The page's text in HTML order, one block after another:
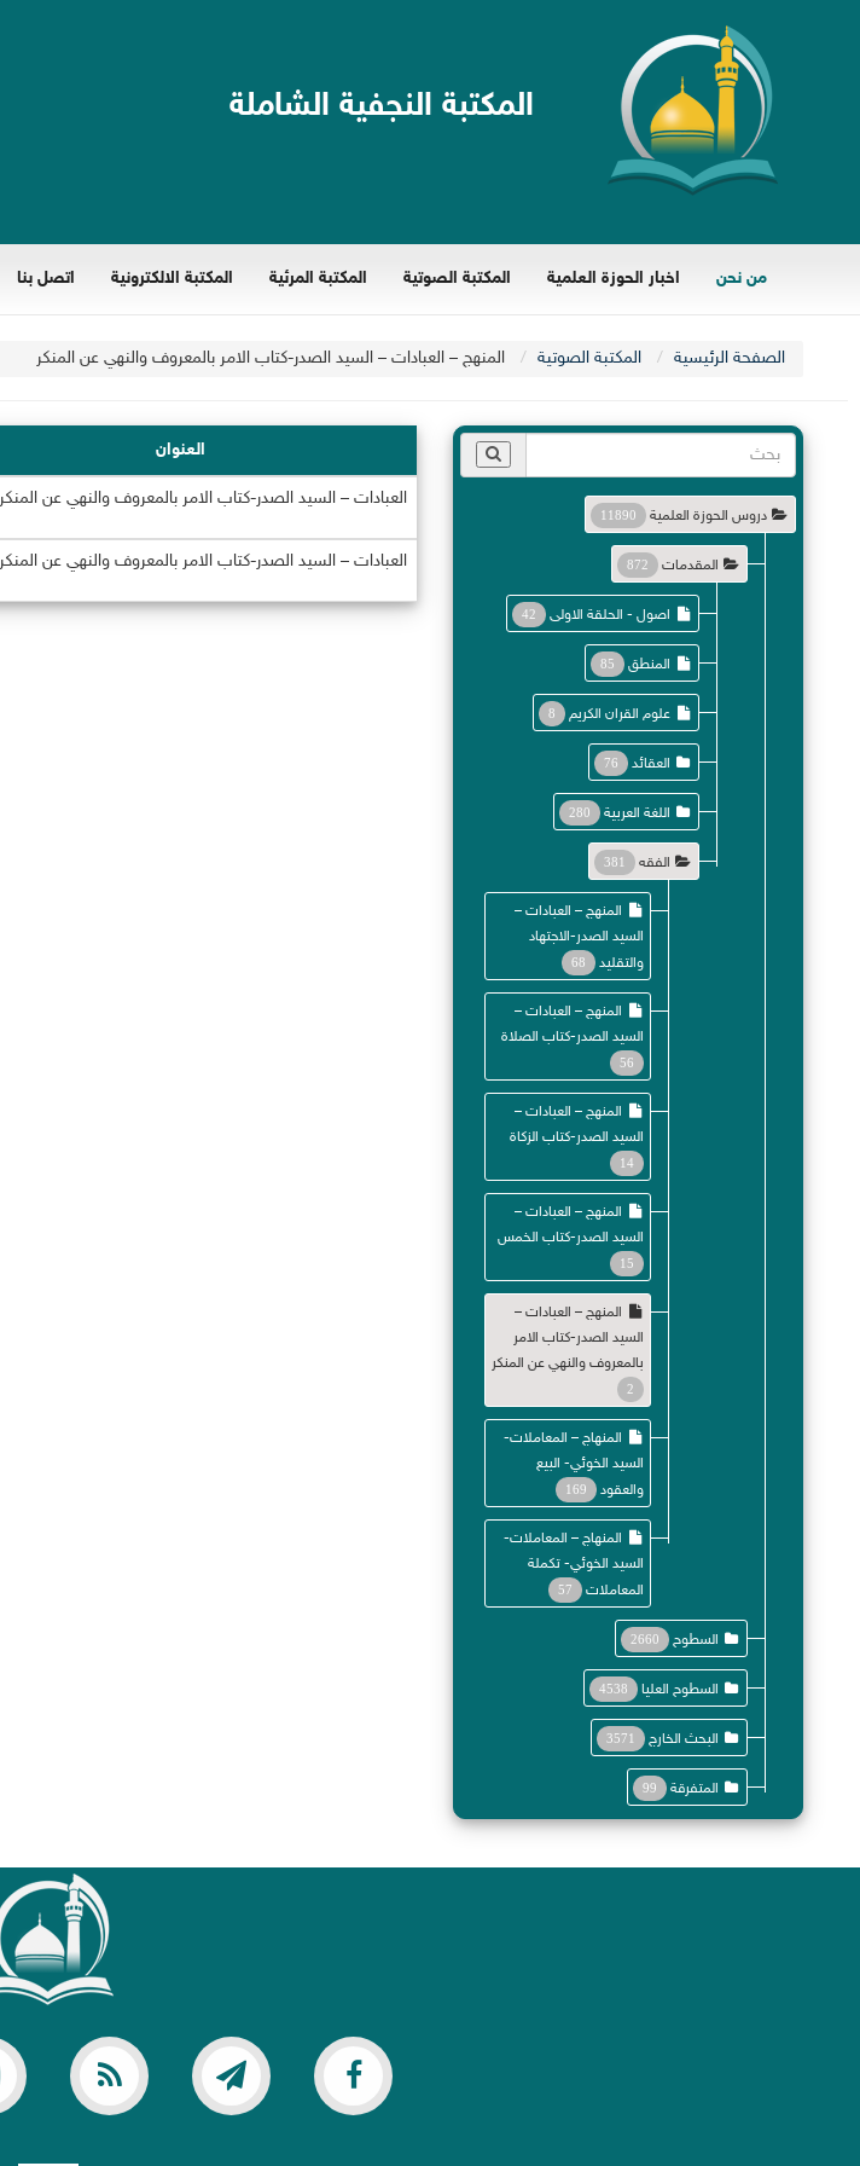
المكتبة النجفية الشاملة
من نحن اخبار الحوزة العلمية المكتبة الصوتية المكتبة المرئية المكتبة الالكترونية اتصل بنا
الصفحة الرئيسية المكتبة الصوتية المنهج – العبادات – السيد الصدر-كتاب الامر بالمعروف والنهي عن المنكر
دروس الحوزة العلمية 11890
المقدمات 872
اصول - الحلقة الاولى 42
المنطق 85
علوم القران الكريم 8
العقائد 76
اللغة العربية 280
الفقه 381
المنهج – العبادات –
السيد الصدر-الاجتهاد
والتقليد
68
المنهج – العبادات –
السيد الصدر-كتاب الصلاة
56
المنهج – العبادات –
السيد الصدر-كتاب الزكاة
14
المنهج – العبادات –
السيد الصدر-كتاب الخمس
15
المنهج – العبادات –
السيد الصدر-كتاب الامر
بالمعروف والنهي عن المنكر
2
المنهاج – المعاملات-
السيد الخوئي- البيع
والعقود
169
المنهاج – المعاملات-
السيد الخوئي- تكملة
المعاملات
57
السطوح 2660
السطوح العليا 4538
البحث الخارج 3571
المتفرقة 99
العنوان
العبادات – السيد الصدر-كتاب الامر بالمعروف والنهي عن المنكر 1
العبادات – السيد الصدر-كتاب الامر بالمعروف والنهي عن المنكر 2